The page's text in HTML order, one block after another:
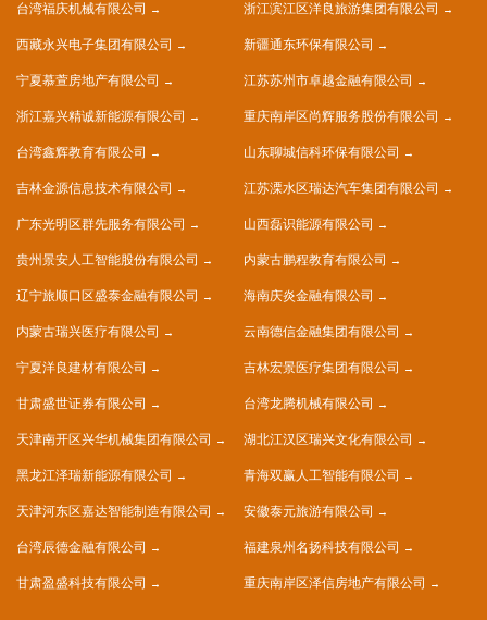
台湾福庆机械有限公司 浙江滨江区洋良旅游集团有限公司
西藏永兴电子集团有限公司 新疆通东环保有限公司
宁夏慕萱房地产有限公司 江苏苏州市卓越金融有限公司
浙江嘉兴精诚新能源有限公司 重庆南岸区尚辉服务股份有限公司
台湾鑫辉教育有限公司 山东聊城信科环保有限公司
吉林金源信息技术有限公司 江苏溧水区瑞达汽车集团有限公司
广东光明区群先服务有限公司 山西磊识能源有限公司
贵州景安人工智能股份有限公司 内蒙古鹏程教育有限公司
辽宁旅顺口区盛泰金融有限公司 海南庆炎金融有限公司
内蒙古瑞兴医疗有限公司 云南德信金融集团有限公司
宁夏洋良建材有限公司 吉林宏景医疗集团有限公司
甘肃盛世证券有限公司 台湾龙腾机械有限公司
天津南开区兴华机械集团有限公司 湖北江汉区瑞兴文化有限公司
黑龙江泽瑞新能源有限公司 青海双赢人工智能有限公司
天津河东区嘉达智能制造有限公司 安徽泰元旅游有限公司
台湾辰德金融有限公司 福建泉州名扬科技有限公司
甘肃盈盛科技有限公司 重庆南岸区泽信房地产有限公司